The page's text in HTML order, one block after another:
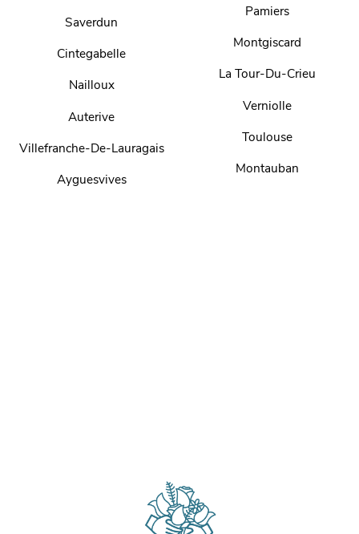
Saverdun
Cintegabelle
Nailloux
Auterive
Villefranche-De-Lauragais
Ayguesvives
Pamiers
Montgiscard
La Tour-Du-Crieu
Verniolle
Toulouse
Montauban